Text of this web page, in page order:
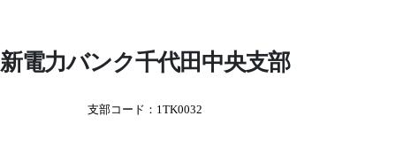
新電力バンク千代田中央支部
支部コード：1TK0032